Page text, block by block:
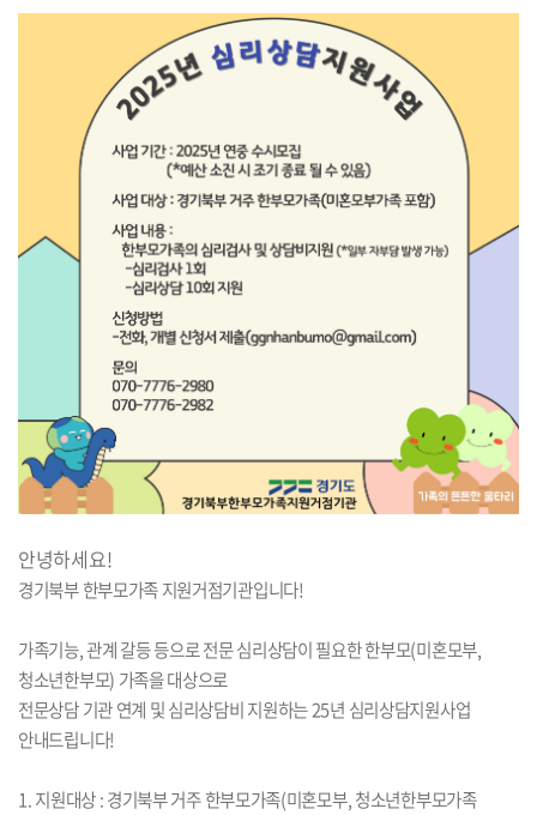
안녕하세요!
경기북부 한부모가족 지원거점기관입니다!
가족기능, 관계 갈등 등으로 전문 심리상담이 필요한 한부모(미혼모부,
청소년한부모) 가족을 대상으로
전문상담 기관 연계 및 심리상담비 지원하는 25년 심리상담지원사업
안내드립니다!
1. 지원대상 : 경기북부 거주 한부모가족(미혼모부, 청소년한부모가족